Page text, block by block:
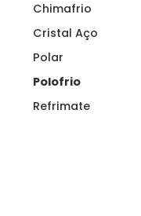
Chimafrio
Cristal Aço
Polar
Polofrio
Refrimate